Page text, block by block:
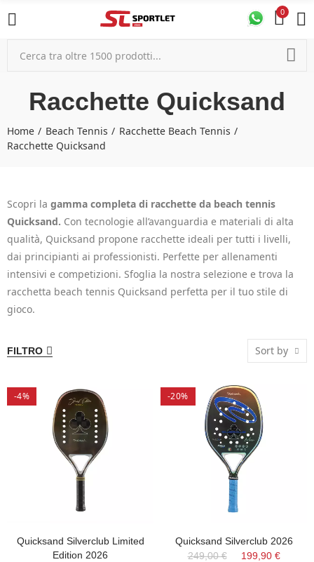
0
Racchette Quicksand
Home Beach Tennis
Racchette Beach Tennis
Racchette Quicksand
Scopri la gamma completa di racchette da beach tennis
Quicksand. Con tecnologie all’avanguardia e materiali di alta
qualità, Quicksand propone racchette ideali per tutti i livelli,
dai principianti ai professionisti. Perfette per allenamenti
intensivi e competizioni. Sfoglia la nostra selezione e trova la
racchetta beach tennis Quicksand perfetta per il tuo stile di
gioco.
FILTRO Sort by
-4%
Quicksand Silverclub Limited
Edition 2026
-20%
Quicksand Silverclub 2026
249,00 €
199,90 €